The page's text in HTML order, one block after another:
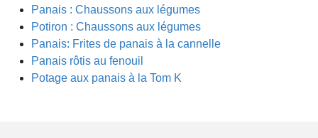
Panais : Chaussons aux légumes
Potiron : Chaussons aux légumes
Panais: Frites de panais à la cannelle
Panais rôtis au fenouil
Potage aux panais à la Tom K